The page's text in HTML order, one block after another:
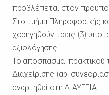
προβλέπεται στον
Στο τμήμα Πληροφορικής
χορηγηθούν τρεις (3)
αξιολόγησης.
Το απόσπασμα πρακτικού
Διαχείρισης (αρ.
αναρτηθεί στη ΔΙΑΥΓΕΙΑ.